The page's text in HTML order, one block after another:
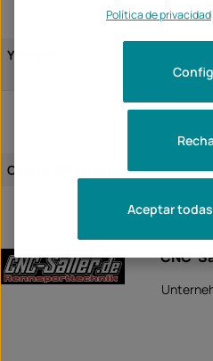
Yamaha
Cesión del artículo:
CNC-
Política de privacidad
Aceptar